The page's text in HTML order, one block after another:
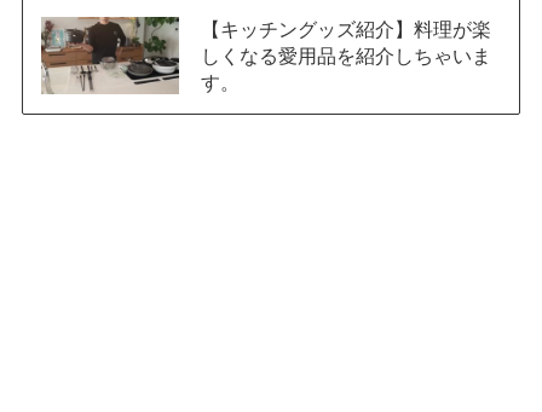
【キッチングッズ紹介】料理が楽
しくなる愛用品を紹介しちゃいま
す。